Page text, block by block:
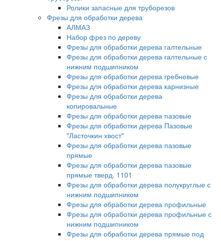
Ролики запасные для труборезов
Фрезы для обработки дерева
АЛМАЗ
Набор фрез по дереву
Фрезы для обработки дерева галтельные
Фрезы для обработки дерева галтельные с
нижним подшипником
Фрезы для обработки дерева гребневые
Фрезы для обработки дерева карнизные
Фрезы для обработки дерева
копировальные
Фрезы для обработки дерева пазовые
Фрезы для обработки дерева Пазовые
"Ласточкин хвост"
Фрезы для обработки дерева пазовые
прямые
Фрезы для обработки дерева пазовые
прямые тверд. 1101
Фрезы для обработки дерева полукруглые с
нижним подшипником
Фрезы для обработки дерева профильные
Фрезы для обработки дерева профильные с
нижним подшипником
Фрезы для обработки дерева прямые под